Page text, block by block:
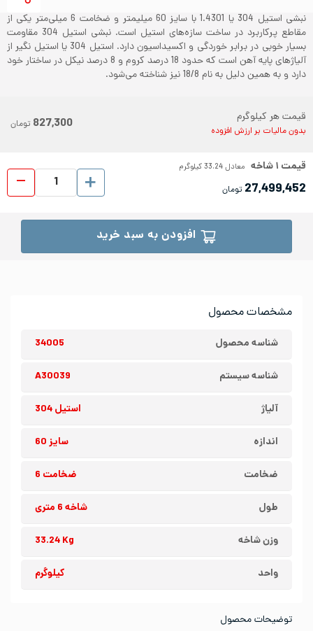
مشخصات محصول
شناسه محصول 34005
شناسه سیستم A30039
آلیاژ استیل 304
اندازه سایز 60
ضخامت ضخامت 6
طول شاخه 6 متری
وزن شاخه 33.24 Kg
واحد کیلوگرم
توضیحات محصول
نبشی استیل 304 یا 1.4301 با سایز 60 میلیمتر و ضخامت 6 میلی‌متر یکی از
مقاطع پرکاربرد در ساخت سازه‌های استیل است. نبشی استیل 304 مقاومت
بسیار خوبی در برابر خوردگی و اکسیداسیون دارد. استیل 304 یا استیل نگیر از
آلیاژهای پایه آهن است که حدود 18 درصد کروم و 8 درصد نیکل در ساختار خود
دارد و به همین دلیل به نام 18/8 نیز شناخته می‌شود.
قیمت هر کیلوگرم
بدون مالیات بر ارزش افزوده 827,300 تومان
قیمت ۱شاخه معادل33.24کیلوگرم
27,499,452 تومان
نبشی
افزودن به سبد خرید